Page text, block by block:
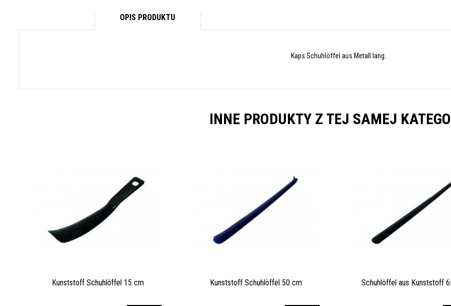
OPIS PRODUKTU
Kaps Schuhlöffel aus Metall lang.
INNE PRODUKTY Z TEJ SAMEJ
Kunststoff Schuhlöffel 15 cm Kunststoff Schuhlöffel 50 cm Schuhlöffel aus Kunststoff